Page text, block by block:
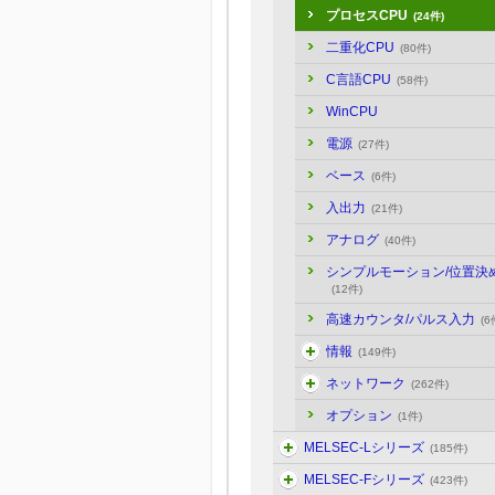
プロセスCPU (24件)
二重化CPU (80件)
C言語CPU (58件)
WinCPU
電源 (27件)
ベース (6件)
入出力 (21件)
アナログ (40件)
シンプルモーション/位置決
(12件)
高速カウンタ/パルス入力 (6
情報 (149件)
ネットワーク (262件)
オプション (1件)
MELSEC-Lシリーズ (185件)
MELSEC-Fシリーズ (423件)